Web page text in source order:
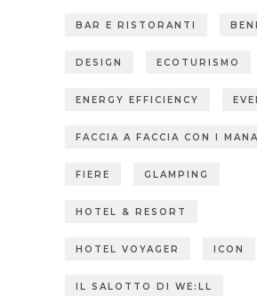
BAR E RISTORANTI
DESIGN ECOTURISMO
ENERGY EFFICIENCY
FACCIA A FACCIA CON I
FIERE GLAMPING
HOTEL & RESORT
HOTEL VOYAGER ICON
IL SALOTTO DI WE:LL